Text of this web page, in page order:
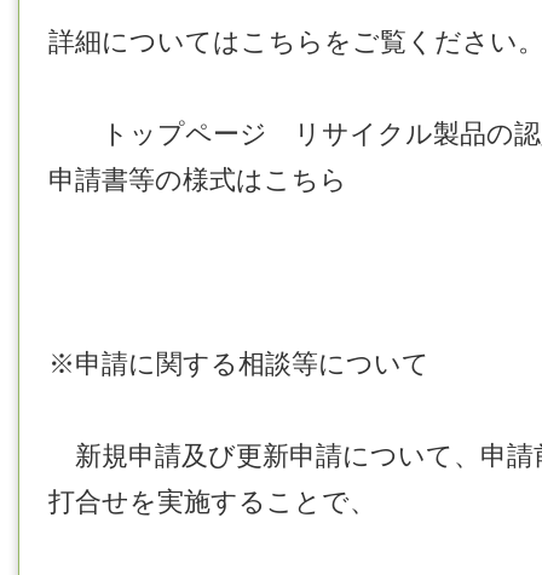
詳細についてはこちらをご覧ください
トップページ リサイクル製品の
申請書等の様式はこちら
※申請に関する相談等について
新規申請及び更新申請について、申請
打合せを実施することで、